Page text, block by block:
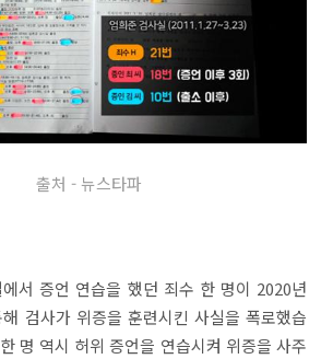
출처 - 뉴스타파
서 증언 연습을 했던 죄수 한 명이 2020년
검사가 위증을 훈련시킨 사실을 폭로했습
명 역시 허위 증언을 연습시켜 위증을 사주